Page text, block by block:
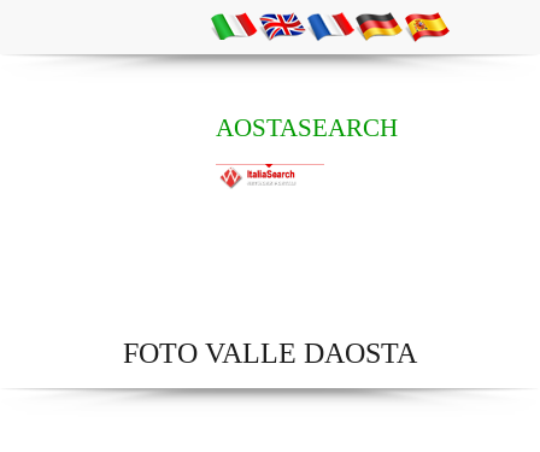
AOSTASEARCH
FOTO VALLE DAOSTA